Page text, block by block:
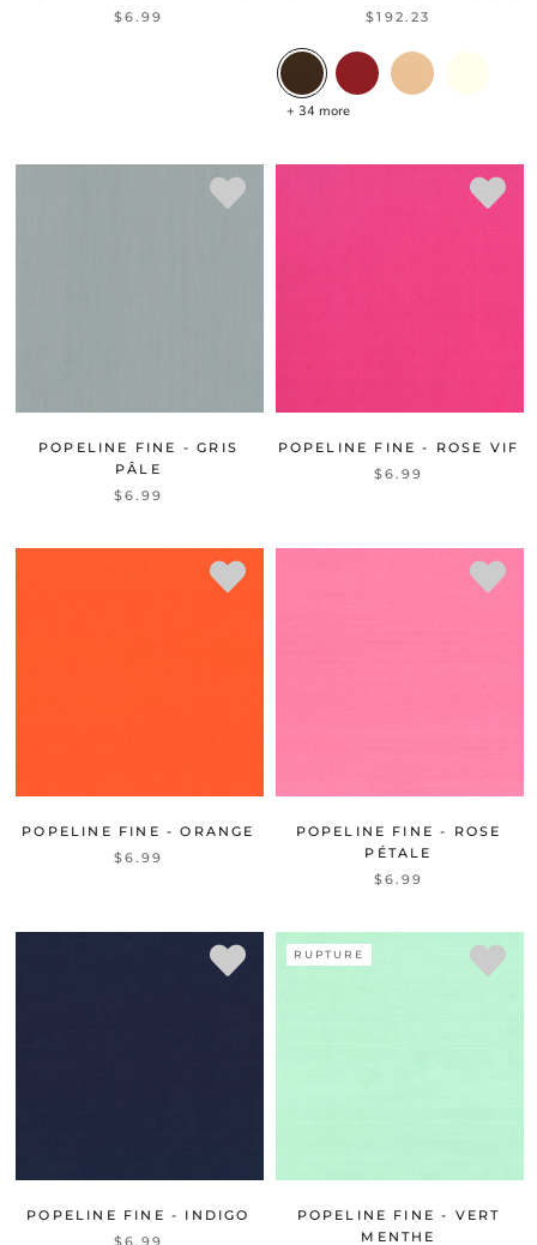
$6.99
$192.23
+ 34 more
POPELINE FINE - GRIS
PÂLE
$6.99
POPELINE FINE - ROSE VIF
$6.99
POPELINE FINE - ORANGE
$6.99
POPELINE FINE - ROSE
PÉTALE
$6.99
POPELINE FINE - INDIGO
$6.99
RUPTURE
POPELINE FINE - VERT
MENTHE